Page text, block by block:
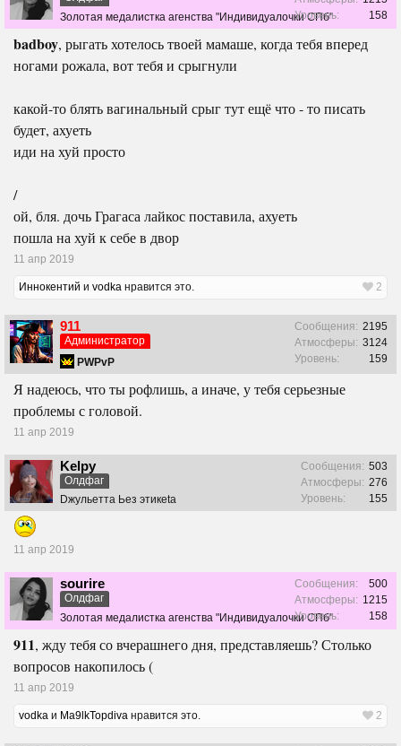
Золотая медалистка агенства "Индивидуалочки СПб"
Уровень:
158
badboy, рыгать хотелось твоей мамаше, когда тебя вперед
ногами рожала, вот тебя и срыгнули
какой-то блять вагинальный срыг тут ещё что - то писать
будет, ахуеть
иди на хуй просто
/
ой, бля. дочь Грагаса лайкос поставила, ахуеть
пошла на хуй к себе в двор
11 апр 2019
Иннокентий и vodka нравится это. 2
911
Администратор
PWPvP
Сообщения: 2195
Атмосферы: 3124
Уровень:
159
Я надеюсь, что ты рофлишь, а иначе, у тебя серьезные
проблемы с головой.
11 апр 2019
Kelpy
Олдфаг
Dжульетта Ьез этикеtа
Сообщения: 503
Атмосферы: 276
Уровень:
155
11 апр 2019
sourire
Олдфаг
Золотая медалистка агенства "Индивидуалочки СПб"
Сообщения:
500
Атмосферы: 1215
Уровень:
158
911, жду тебя со вчерашнего дня, представляешь? Столько
вопросов накопилось (
11 апр 2019
vodka и Ma9lkTopdiva нравится это. 2